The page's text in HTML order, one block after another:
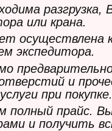
или крана.
осуществлена
экспедитора.
отверстий и
при покупке.
полный прайс.
и получить